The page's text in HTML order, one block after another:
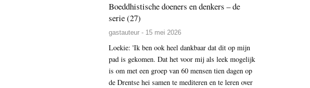
Boeddhistische doeners en denkers – de
serie (27)
gastauteur - 15 mei 2026
Loekie: 'Ik ben ook heel dankbaar dat dit op mijn
pad is gekomen. Dat het voor mij als leek mogelijk
is om met een groep van 60 mensen tien dagen op
de Drentse hei samen te mediteren en te leren over